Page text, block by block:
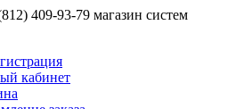
409-93-79 магазин систем
кабинет